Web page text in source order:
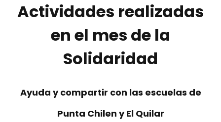
Actividades realizadas
en el mes de la
Solidaridad
Ayuda y compartir con las escuelas de
Punta Chilen y El Quilar